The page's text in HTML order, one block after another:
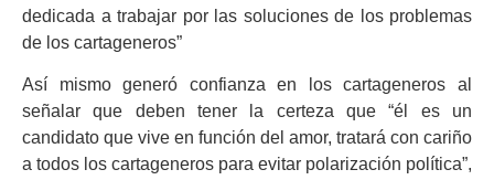
dedicada a trabajar por las soluciones de los problemas
de los cartageneros”
Así mismo generó confianza en los cartageneros al
señalar que deben tener la certeza que “él es un
candidato que vive en función del amor, tratará con cariño
a todos los cartageneros para evitar polarización política”,